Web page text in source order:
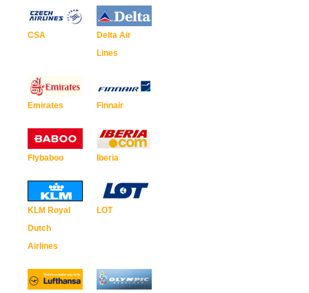
CSA
Delta Air
Lines
Emirates Finnair
Flybaboo Iberia
KLM Royal
Dutch
Airlines
LOT